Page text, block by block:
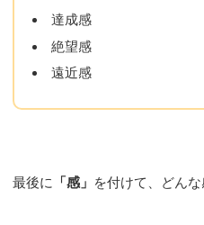
達成感
絶望感
遠近感
最後に 「感」 を付けて、どんな